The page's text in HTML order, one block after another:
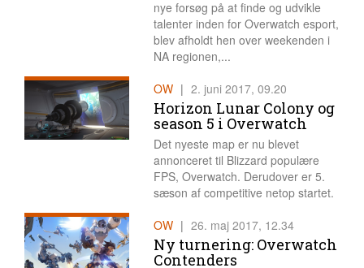
nye forsøg på at finde og udvikle
talenter inden for Overwatch esport,
blev afholdt hen over weekenden i
NA regionen,...
OW | 2. juni 2017, 09.20
Horizon Lunar Colony og
season 5 i Overwatch
Det nyeste map er nu blevet
annonceret til Blizzard populære
FPS, Overwatch. Derudover er 5.
sæson af competitive netop startet.
OW | 26. maj 2017, 12.34
Ny turnering: Overwatch
Contenders